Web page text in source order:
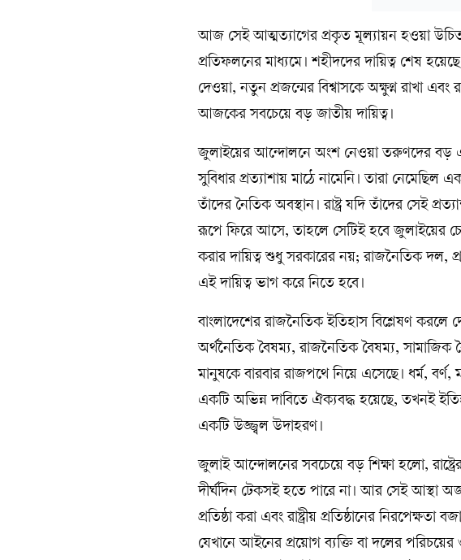
আজ সেই আত্মত্যাগের প্রকৃত মূল্যায়ন হওয়া উচিত
প্রতিফলনের মাধ্যমে। শহীদদের দায়িত্ব শেষ
দেওয়া, নতুন প্রজন্মের বিশ্বাসকে অক্ষুণ্ন রাখা
আজকের সবচেয়ে বড় জাতীয় দায়িত্ব।
জুলাইয়ের আন্দোলনে অংশ নেওয়া তরুণদের বড়
সুবিধার প্রত্যাশায় মাঠে নামেনি। তারা নেমেছিল
তাঁদের নৈতিক অবস্থান। রাষ্ট্র যদি তাঁদের সেই
রূপে ফিরে আসে, তাহলে সেটিই হবে জুলাইয়ের
করার দায়িত্ব শুধু সরকারের নয়; রাজনৈতিক দল,
এই দায়িত্ব ভাগ করে নিতে হবে।
বাংলাদেশের রাজনৈতিক ইতিহাস বিশ্লেষণ
অর্থনৈতিক বৈষম্য, রাজনৈতিক বৈষম্য, সামাজিক
মানুষকে বারবার রাজপথে নিয়ে এসেছে। ধর্ম,
একটি অভিন্ন দাবিতে ঐক্যবদ্ধ হয়েছে, তখনই
একটি উজ্জ্বল উদাহরণ।
জুলাই আন্দোলনের সবচেয়ে বড় শিক্ষা হলো,
দীর্ঘদিন টেকসই হতে পারে না। আর সেই আস্থা
প্রতিষ্ঠা করা এবং রাষ্ট্রীয় প্রতিষ্ঠানের
যেখানে আইনের প্রয়োগ ব্যক্তি বা দলের পরিচয়ের